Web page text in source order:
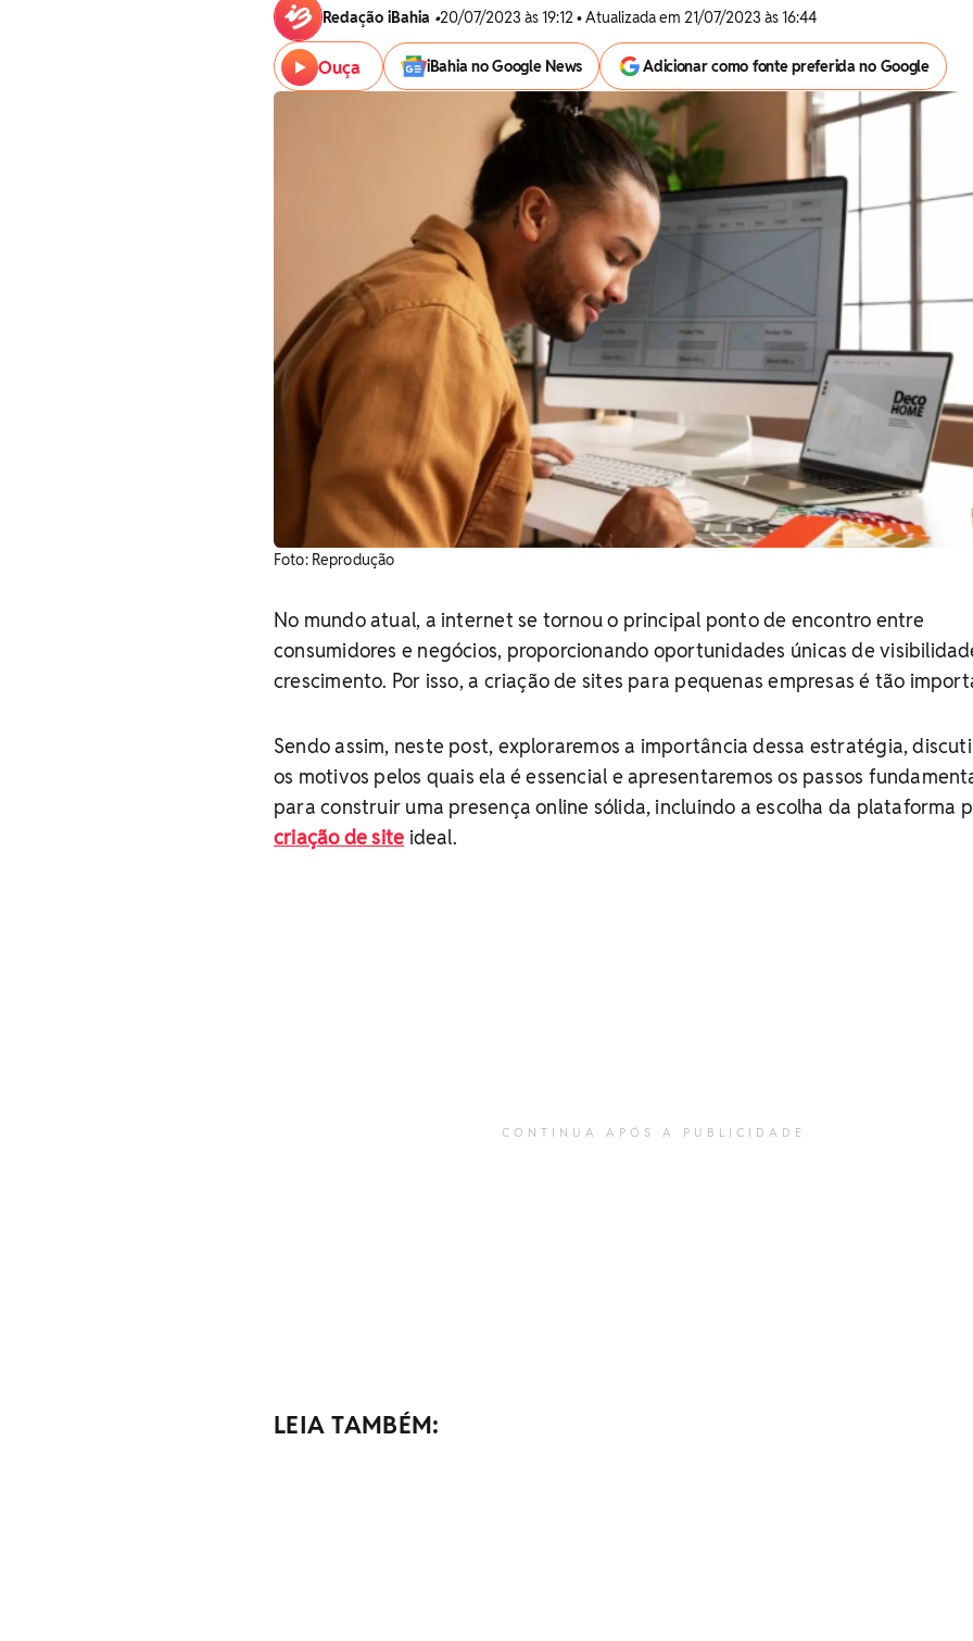
Redação iBahia •20/07/2023 às 19:12 • Atualizada em 21/07/2023 às 16:44
Ouça iBahia no Google News Adicionar como fonte preferida no Google
Foto: Reprodução
No mundo atual, a internet se tornou o principal ponto de encontro entre
consumidores e negócios, proporcionando oportunidades únicas de
crescimento. Por isso, a criação de sites para pequenas empresas é tão
Sendo assim, neste post, exploraremos a importância dessa estratégia,
os motivos pelos quais ela é essencial e apresentaremos os passos
para construir uma presença online sólida, incluindo a escolha da plataforma
criação de site ideal.
CONTINUA APÓS A PUBLICIDADE
LEIA TAMBÉM: